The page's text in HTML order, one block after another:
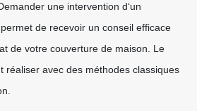
une intervention d‘un
de recevoir un conseil efficace
de votre couverture de maison. Le
réaliser avec des méthodes classiques